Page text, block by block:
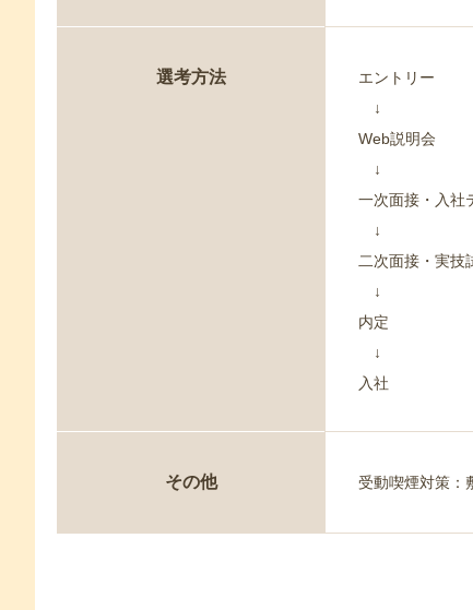
選考方法
エントリー
↓
Web説明会
↓
一次面接・入社
↓
二次面接・実技
↓
内定
↓
入社
その他 受動喫煙対策：